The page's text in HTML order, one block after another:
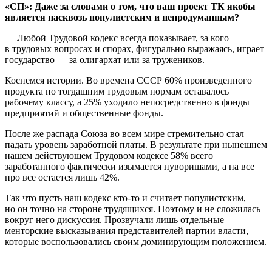
«СП»: Даже за словами о том, что ваш проект ТК якобы
является насквозь популистским и непродуманным?
— Любой Трудовой кодекс всегда показывает, за кого
в трудовых вопросах и спорах, фигурально выражаясь, играет
государство — за олигархат или за тружеников.
Коснемся истории. Во времена СССР 60% произведенного
продукта по тогдашним трудовым нормам оставалось
рабочему классу, а 25% уходило непосредственно в фонды
предприятий и общественные фонды.
После же распада Союза во всем мире стремительно стал
падать уровень заработной платы. В результате при нынешнем
нашем действующем Трудовом кодексе 58% всего
заработанного фактически изымается нуворишами, а на все
про все остается лишь 42%.
Так что пусть наш кодекс кто-то и считает популистским,
но он точно на стороне трудящихся. Поэтому и не сложилась
вокруг него дискуссия. Прозвучали лишь отдельные
менторские высказывания представителей партии власти,
которые воспользовались своим доминирующим положением.